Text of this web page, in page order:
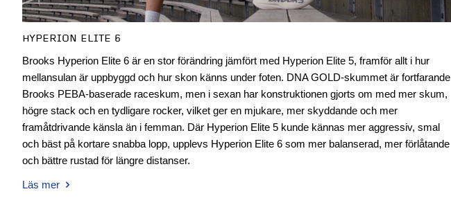
HYPERION ELITE 6
Brooks Hyperion Elite 6 är en stor förändring jämfört med Hyperion Elite 5, framför allt i hur
mellansulan är uppbyggd och hur skon känns under foten. DNA GOLD-skummet är fortfarande
Brooks PEBA-baserade raceskum, men i sexan har konstruktionen gjorts om med mer skum,
högre stack och en tydligare rocker, vilket ger en mjukare, mer skyddande och mer
framåtdrivande känsla än i femman. Där Hyperion Elite 5 kunde kännas mer aggressiv, smal
och bäst på kortare snabba lopp, upplevs Hyperion Elite 6 som mer balanserad, mer förlåtande
och bättre rustad för längre distanser.
Läs mer